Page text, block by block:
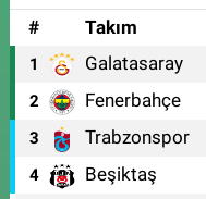
#
Takım
1 Galatasaray
2 Fenerbahçe
3 Trabzonspor
4 Beşiktaş